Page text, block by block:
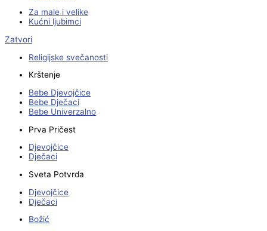
Za male i velike
Kućni ljubimci
Zatvori
Religijske svečanosti
Krštenje
Bebe Djevojčice
Bebe Dječaci
Bebe Univerzalno
Prva Pričest
Djevojčice
Dječaci
Sveta Potvrda
Djevojčice
Dječaci
Božić